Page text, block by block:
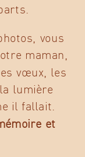
vous
maman,
vœux, les
lumière
il fallait.
et